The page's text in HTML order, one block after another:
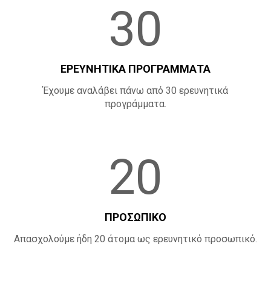
30
ΕΡΕΥΝΗΤΙΚΑ ΠΡΟΓΡΑΜΜΑΤΑ
Έχουμε αναλάβει πάνω από 30 ερευνητικά
προγράμματα.
20
ΠΡΟΣΩΠΙΚΟ
Απασχολούμε ήδη 20 άτομα ως ερευνητικό προσωπικό.